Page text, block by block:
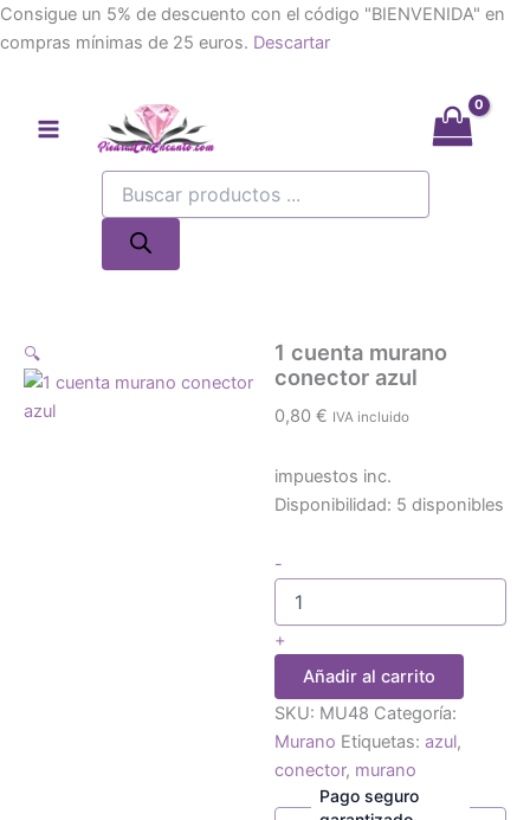
Consigue un 5% de descuento con el código "BIENVENIDA" en
compras mínimas de 25 euros. Descartar
Búsqueda
productos
🔍
1 cuenta murano
conector azul
0,80€ IVA incluido
impuestos inc.
Disponibilidad: 5 disponibles
-
cuenta
murano
conector
azul
cantidad
+
Añadir al carrito
SKU: MU48 Categoría:
Murano Etiquetas:azul,
conector, murano
Pago seguro